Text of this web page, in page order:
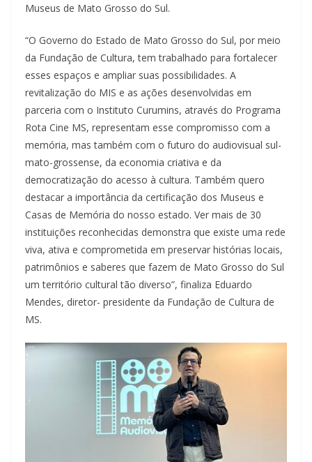
Museus de Mato Grosso do Sul.
“O Governo do Estado de Mato Grosso do Sul, por meio
da Fundação de Cultura, tem trabalhado para fortalecer
esses espaços e ampliar suas possibilidades. A
revitalização do MIS e as ações desenvolvidas em
parceria com o Instituto Curumins, através do Programa
Rota Cine MS, representam esse compromisso com a
memória, mas também com o futuro do audiovisual sul-
mato-grossense, da economia criativa e da
democratização do acesso à cultura. Também quero
destacar a importância da certificação dos Museus e
Casas de Memória do nosso estado. Ver mais de 30
instituições reconhecidas demonstra que existe uma rede
viva, ativa e comprometida em preservar histórias locais,
patrimônios e saberes que fazem de Mato Grosso do Sul
um território cultural tão diverso”, finaliza Eduardo
Mendes, diretor- presidente da Fundação de Cultura de
MS.